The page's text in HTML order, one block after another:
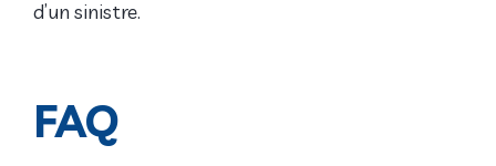
d’un sinistre.
FAQ